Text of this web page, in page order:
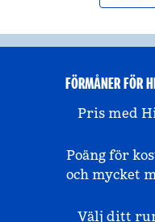
FÖRMÅNER FÖR
Pris med
Poäng för
och mycket
Välj ditt